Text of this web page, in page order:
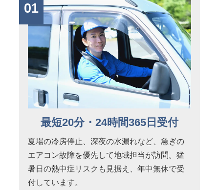
01
最短20分・24時間365日受付
夏場の冷房停止、深夜の水漏れなど、急ぎの
エアコン故障を優先して地域担当が訪問。猛
暑日の熱中症リスクも見据え、年中無休で受
付しています。